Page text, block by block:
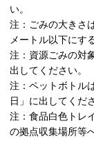
い。
注：ごみの大きさ
メートル以下にする
注：資源ごみの対
出してください。
注：ペットボトル
日」に出してくだ
注：食品白色トレ
の拠点収集場所等